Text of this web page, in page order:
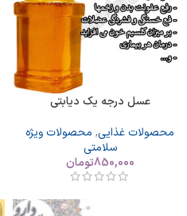
عسل درجه یک دیابتی
محصولات غذایی, محصولات ویژه
سلامتی
850,000تومان